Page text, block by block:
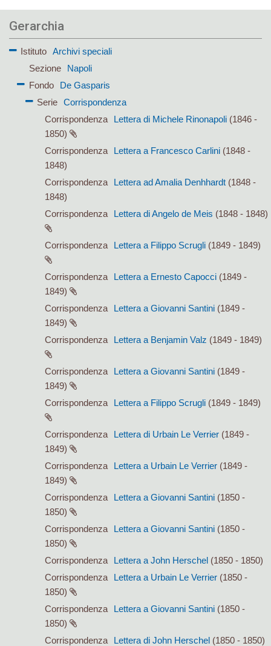
Gerarchia
Istituto
Archivi speciali
Sezione
Napoli
Fondo
De Gasparis
Serie Corrispondenza
Corrispondenza
Lettera di Michele Rinonapoli (1846 -
1850)
Corrispondenza
Lettera a Francesco Carlini (1848 -
1848)
Corrispondenza
Lettera ad Amalia Denhhardt (1848 -
1848)
Corrispondenza
Lettera di Angelo de Meis (1848 - 1848)
Corrispondenza Lettera a Filippo Scrugli (1849 - 1849)
Corrispondenza Lettera a Ernesto Capocci (1849 -
1849)
Corrispondenza
Lettera a Giovanni Santini (1849 -
1849)
Corrispondenza
Lettera a Benjamin Valz (1849 - 1849)
Corrispondenza Lettera a Giovanni Santini (1849 -
1849)
Corrispondenza
Lettera a Filippo Scrugli (1849 - 1849)
Corrispondenza Lettera di Urbain Le Verrier (1849 -
1849)
Corrispondenza
Lettera a Urbain Le Verrier (1849 -
1849)
Corrispondenza
Lettera a Giovanni Santini (1850 -
1850)
Corrispondenza
Lettera a Giovanni Santini (1850 -
1850)
Corrispondenza
Lettera a John Herschel (1850 - 1850)
Corrispondenza
Lettera a Urbain Le Verrier (1850 -
1850)
Corrispondenza
Lettera a Giovanni Santini (1850 -
1850)
Corrispondenza
Lettera di John Herschel (1850 - 1850)